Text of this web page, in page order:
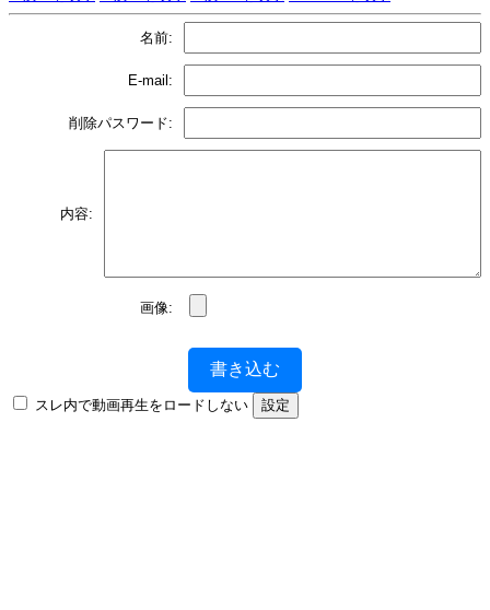
名前:
E-mail:
削除パスワード:
内容:
画像:
書き込む
スレ内で動画再生をロードしない